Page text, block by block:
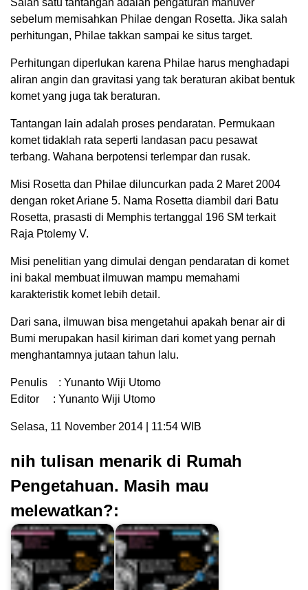
sebelum memisahkan Philae dengan Rosetta. Jika salah
perhitungan, Philae takkan sampai ke situs target.
Perhitungan diperlukan karena Philae harus menghadapi
aliran angin dan gravitasi yang tak beraturan akibat bentuk
komet yang juga tak beraturan.
Tantangan lain adalah proses pendaratan. Permukaan
komet tidaklah rata seperti landasan pacu pesawat
terbang. Wahana berpotensi terlempar dan rusak.
Misi Rosetta dan Philae diluncurkan pada 2 Maret 2004
dengan roket Ariane 5. Nama Rosetta diambil dari Batu
Rosetta, prasasti di Memphis tertanggal 196 SM terkait
Raja Ptolemy V.
Misi penelitian yang dimulai dengan pendaratan di komet
ini bakal membuat ilmuwan mampu memahami
karakteristik komet lebih detail.
Dari sana, ilmuwan bisa mengetahui apakah benar air di
Bumi merupakan hasil kiriman dari komet yang pernah
menghantamnya jutaan tahun lalu.
Penulis : Yunanto Wiji Utomo
Editor : Yunanto Wiji Utomo
Selasa, 11 November 2014 | 11:54 WIB
nih tulisan menarik di Rumah
Pengetahuan. Masih mau
melewatkan?: